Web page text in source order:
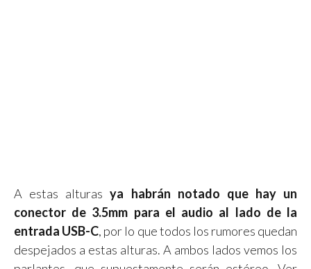
A estas alturasya habrán notado que hay un
conector de 3.5mm para el audio al lado de la
entrada USB-C, por lo que todos los rumores quedan
despejados a estas alturas. A ambos lados vemos los